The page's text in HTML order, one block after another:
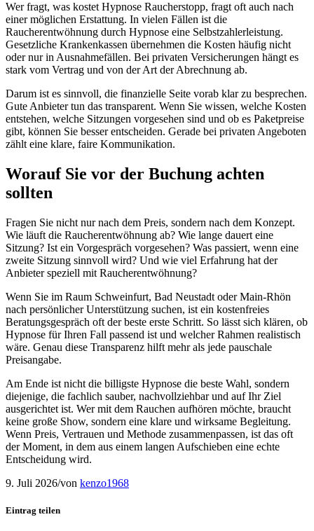
Wer fragt, was kostet Hypnose Raucherstopp, fragt oft auch nach
einer möglichen Erstattung. In vielen Fällen ist die
Raucherentwöhnung durch Hypnose eine Selbstzahlerleistung.
Gesetzliche Krankenkassen übernehmen die Kosten häufig nicht
oder nur in Ausnahmefällen. Bei privaten Versicherungen hängt es
stark vom Vertrag und von der Art der Abrechnung ab.
Darum ist es sinnvoll, die finanzielle Seite vorab klar zu besprechen.
Gute Anbieter tun das transparent. Wenn Sie wissen, welche Kosten
entstehen, welche Sitzungen vorgesehen sind und ob es Paketpreise
gibt, können Sie besser entscheiden. Gerade bei privaten Angeboten
zählt eine klare, faire Kommunikation.
Worauf Sie vor der Buchung achten
sollten
Fragen Sie nicht nur nach dem Preis, sondern nach dem Konzept.
Wie läuft die Raucherentwöhnung ab? Wie lange dauert eine
Sitzung? Ist ein Vorgespräch vorgesehen? Was passiert, wenn eine
zweite Sitzung sinnvoll wird? Und wie viel Erfahrung hat der
Anbieter speziell mit Raucherentwöhnung?
Wenn Sie im Raum Schweinfurt, Bad Neustadt oder Main-Rhön
nach persönlicher Unterstützung suchen, ist ein kostenfreies
Beratungsgespräch oft der beste erste Schritt. So lässt sich klären, ob
Hypnose für Ihren Fall passend ist und welcher Rahmen realistisch
wäre. Genau diese Transparenz hilft mehr als jede pauschale
Preisangabe.
Am Ende ist nicht die billigste Hypnose die beste Wahl, sondern
diejenige, die fachlich sauber, nachvollziehbar und auf Ihr Ziel
ausgerichtet ist. Wer mit dem Rauchen aufhören möchte, braucht
keine große Show, sondern eine klare und wirksame Begleitung.
Wenn Preis, Vertrauen und Methode zusammenpassen, ist das oft
der Moment, in dem aus einem langen Aufschieben eine echte
Entscheidung wird.
9. Juli 2026/von kenzo1968
Eintrag teilen